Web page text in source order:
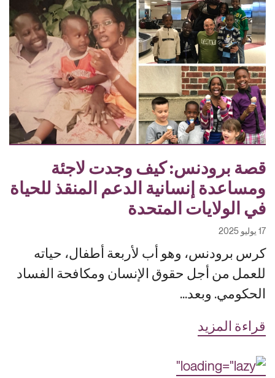
قصة برودنس: كيف وجدت لاجئة
ومساعدة إنسانية الدعم المنقذ للحياة
في الولايات المتحدة
17 يوليو 2025
كرس برودنس، وهو أب لأربعة أطفال، حياته
للعمل من أجل حقوق الإنسان ومكافحة الفساد
الحكومي. وبعد...
قراءة المزيد